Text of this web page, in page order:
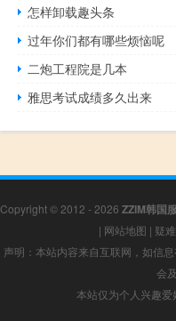
怎样卸载趣头条
过年你们都有哪些烦恼呢
二炮工程院是几本
雅思考试成绩多久出来
Copyright © 2012 - 2026 ZZIM韩国
| 网站地图 | 疑
声明：本站内容来自互联网，如信
会
本站仅为个人兴趣